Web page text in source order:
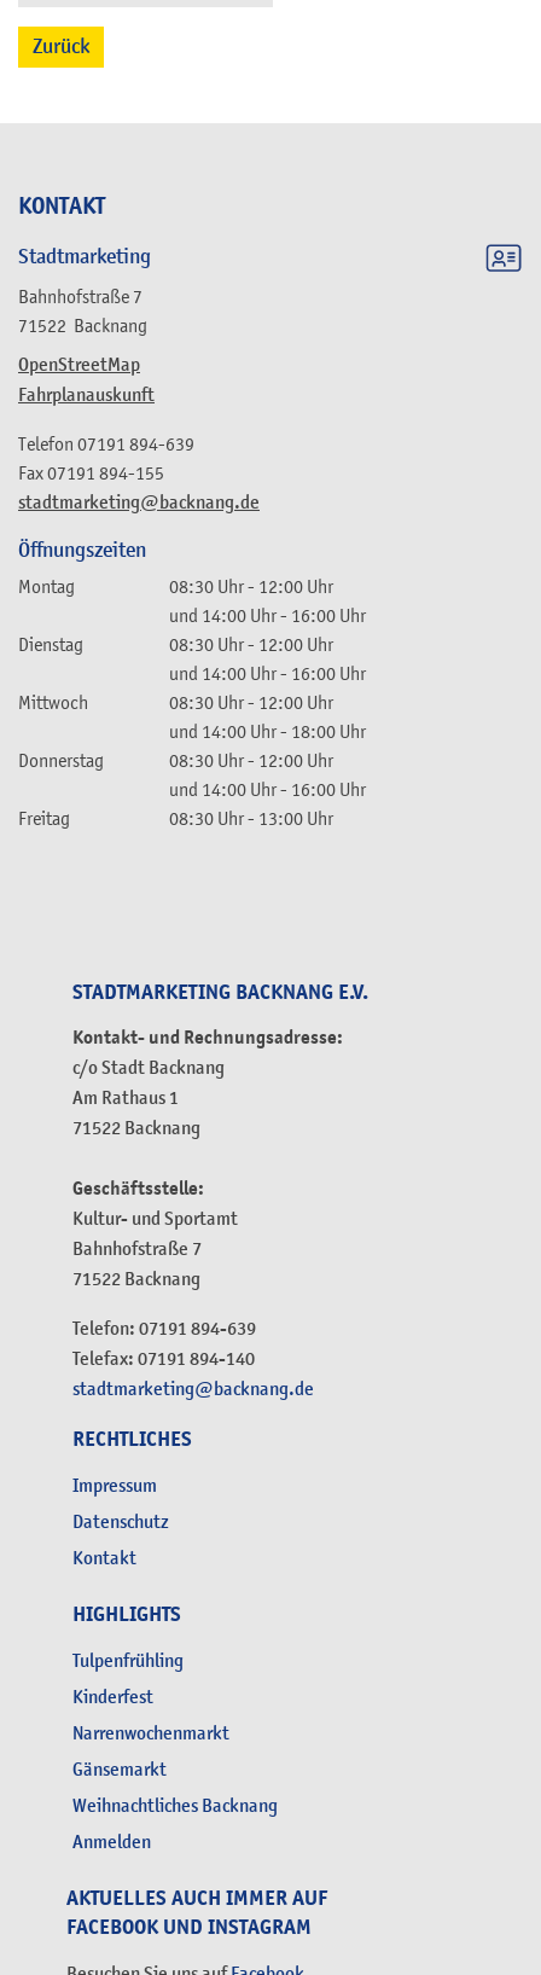
KONTAKT
Stadtmarketing
Bahnhofstraße 7
71522 Backnang
OpenStreetMap
Fahrplanauskunft
stadtmarketing@backnang.de
Telefon 07191 894-639
Fax07191 894-155
Öffnungszeiten
Montag 08:30 Uhr- 12:00 Uhr
und 14:00 Uhr- 16:00 Uhr
Dienstag
08:30 Uhr- 12:00 Uhr
und 14:00 Uhr- 16:00 Uhr
Mittwoch
08:30 Uhr- 12:00 Uhr
und 14:00 Uhr- 18:00 Uhr
Donnerstag
08:30 Uhr- 12:00 Uhr
und 14:00 Uhr- 16:00 Uhr
Freitag
08:30 Uhr- 13:00 Uhr
Zurück
STADTMARKETING BACKNANG E.V.
Kontakt- und Rechnungsadresse:
c/o Stadt Backnang
Am Rathaus 1
71522 Backnang
Geschäftsstelle:
Kultur- und Sportamt
Bahnhofstraße 7
71522 Backnang
Telefon: 07191 894-639
Telefax: 07191 894-140
stadtmarketing@backnang.de
RECHTLICHES
Impressum
Datenschutz
Kontakt
HIGHLIGHTS
Tulpenfrühling
Kinderfest
Narrenwochenmarkt
Gänsemarkt
Weihnachtliches Backnang
Anmelden
AKTUELLES AUCH IMMER AUF
FACEBOOK UND INSTAGRAM